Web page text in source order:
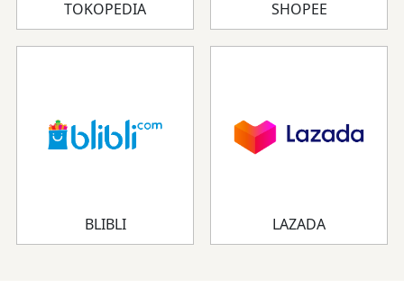
TOKOPEDIA SHOPEE
BLIBLI LAZADA